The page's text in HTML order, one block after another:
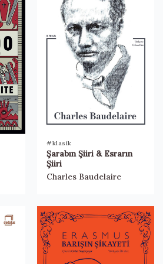
#klasik
Şarabın Şiiri & Esrarın
Şiiri
Charles Baudelaire